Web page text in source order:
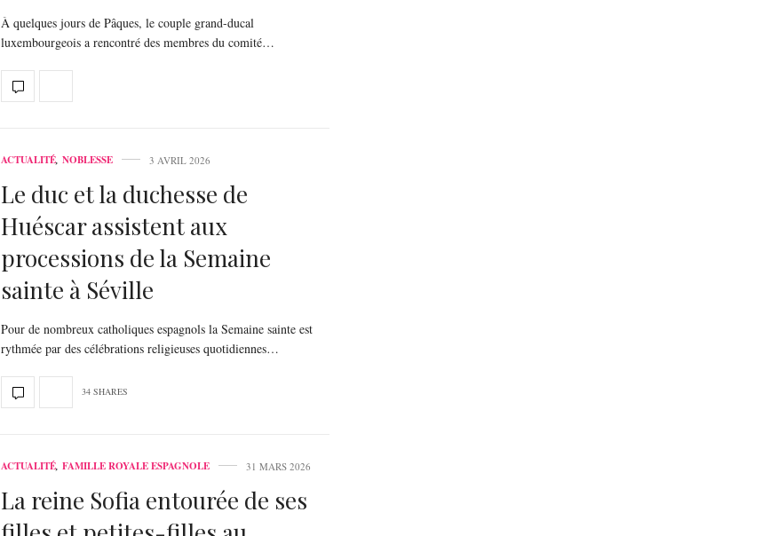
À quelques jours de Pâques, le couple grand-ducal
luxembourgeois a rencontré des membres du comité…
ACTUALITÉ, NOBLESSE 3 AVRIL 2026
Le duc et la duchesse de
Huéscar assistent aux
processions de la Semaine
sainte à Séville
Pour de nombreux catholiques espagnols la Semaine sainte est
rythmée par des célébrations religieuses quotidiennes…
34 SHARES
ACTUALITÉ, FAMILLE ROYALE ESPAGNOLE 31 MARS 2026
La reine Sofia entourée de ses